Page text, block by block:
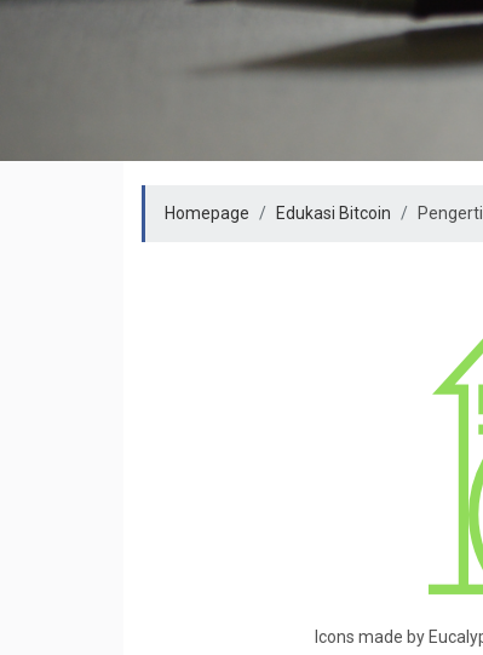
Homepage Edukasi Bitcoin
Icons made by